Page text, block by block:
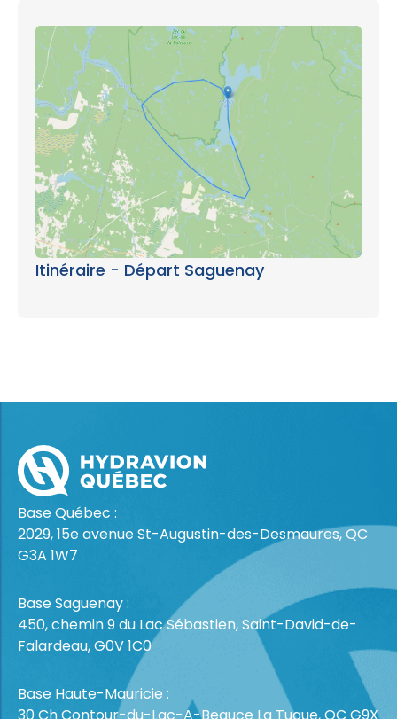
Itinéraire - Départ Saguenay
Base Québec :
2029, 15e avenue St-Augustin-des-Desmaures, QC
G3A 1W7
Base Saguenay :
450, chemin 9 du Lac Sébastien, Saint-David-de-
Falardeau, G0V 1C0
Base Haute-Mauricie :
30 Ch Contour-du-Lac-A-Beauce La Tuque, QC G9X